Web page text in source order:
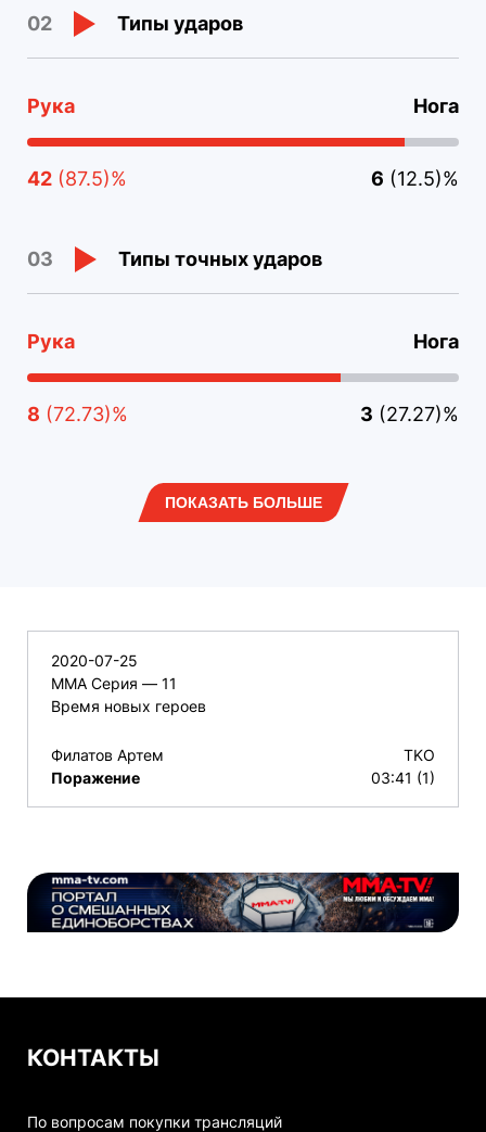
02 Типы ударов
Рука Нога
42 (87.5)% 6 (12.5)%
03 Типы точных ударов
Рука Нога
8 (72.73)% 3 (27.27)%
ПОКАЗАТЬ БОЛЬШЕ
2020-07-25
ММА Серия — 11
Время новых героев
Филатов Артем
Поражение
TKO
03:41 (1)
КОНТАКТЫ
По вопросам покупки трансляций